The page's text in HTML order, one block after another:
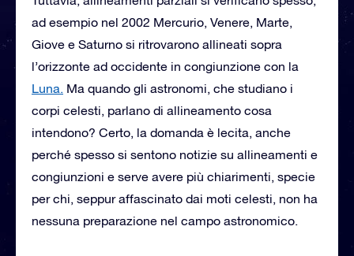
ad esempio nel 2002 Mercurio, Venere, Marte,
Giove e Saturno si ritrovarono allineati sopra
l’orizzonte ad occidente in congiunzione con la
Luna. Ma quando gli astronomi, che studiano i
corpi celesti, parlano di allineamento cosa
intendono? Certo, la domanda è lecita, anche
perché spesso si sentono notizie su allineamenti e
congiunzioni e serve avere più chiarimenti, specie
per chi, seppur affascinato dai moti celesti, non ha
nessuna preparazione nel campo astronomico.